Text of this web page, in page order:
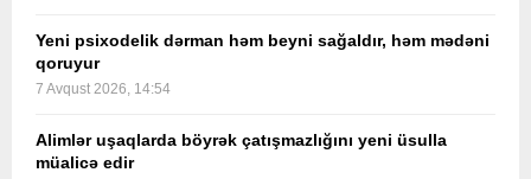
Yeni psixodelik dərman həm beyni sağaldır, həm mədəni
qoruyur
7 Avqust 2026, 14:54
Alimlər uşaqlarda böyrək çatışmazlığını yeni üsulla
müalicə edir